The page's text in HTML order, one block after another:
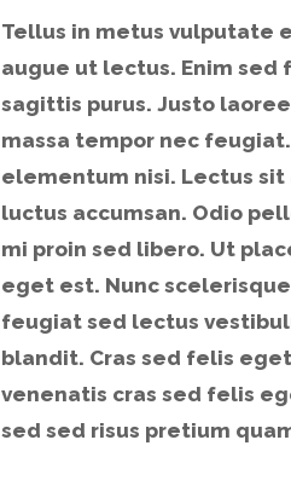
Tellus in metus vulputate
augue ut lectus. Enim sed
sagittis purus. Justo
massa tempor nec
elementum nisi. Lectus
luctus accumsan. Odio
mi proin sed libero. Ut
eget est. Nunc
feugiat sed lectus
blandit. Cras sed felis
venenatis cras sed felis
sed sed risus pretium